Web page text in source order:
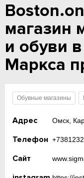
магазин
и обуви
Маркса
Обувные магазины
Адрес Омск,
Телефон
Сайт